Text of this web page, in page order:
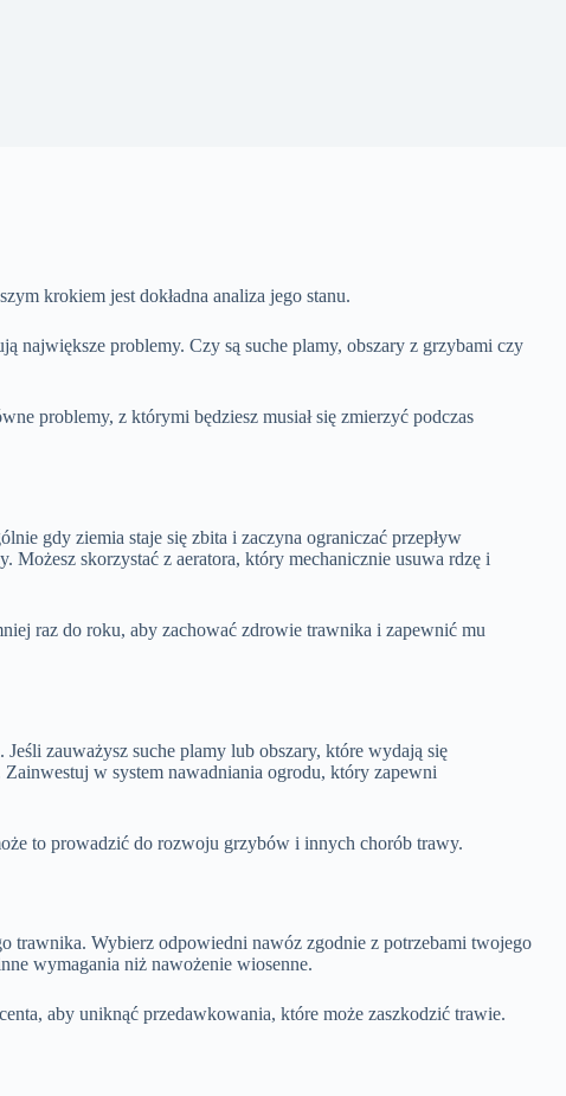
krokiem jest dokładna analiza jego stanu.
największe problemy. Czy są suche plamy, obszary z grzybami czy
problemy, z którymi będziesz musiał się zmierzyć podczas
gdy ziemia staje się zbita i zaczyna ograniczać przepływ
skorzystać z aeratora, który mechanicznie usuwa rdzę i
raz do roku, aby zachować zdrowie trawnika i zapewnić mu
zauważysz suche plamy lub obszary, które wydają się
Zainwestuj w system nawadniania ogrodu, który zapewni
to prowadzić do rozwoju grzybów i innych chorób trawy.
trawnika. Wybierz odpowiedni nawóz zgodnie z potrzebami twojego
wymagania niż nawożenie wiosenne.
aby uniknąć przedawkowania, które może zaszkodzić trawie.